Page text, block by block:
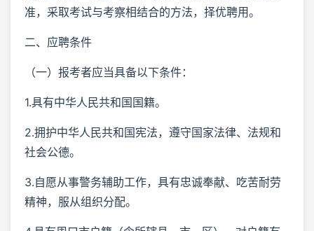
准，采取考试与考察相结合的方法，择优聘用。
二、应聘条件
（一）报考者应当具备以下条件：
1.具有中华人民共和国国籍。
2.拥护中华人民共和国宪法，遵守国家法律、法规和
社会公德。
3.自愿从事警务辅助工作，具有忠诚奉献、吃苦耐劳
精神，服从组织分配。